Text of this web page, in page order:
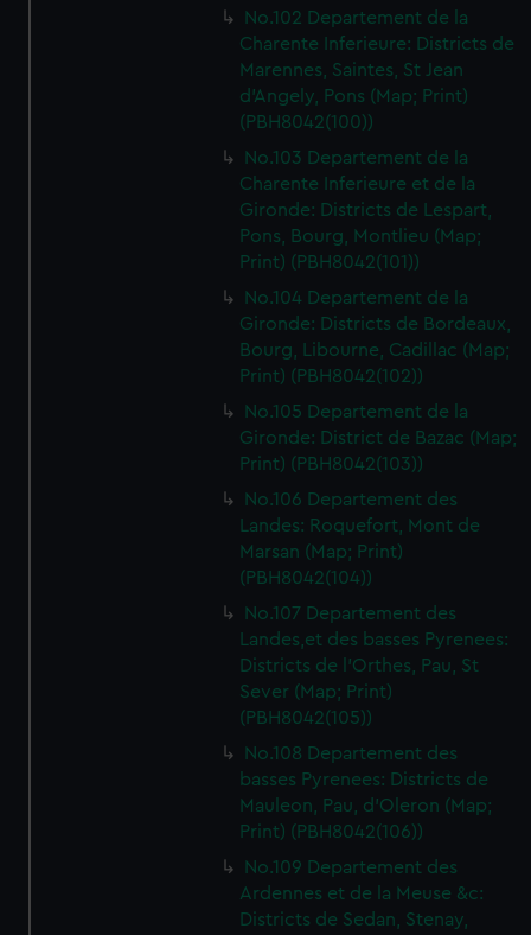
No.102 Departement de la
Charente Inferieure: Districts de
Marennes, Saintes, St Jean
d'Angely, Pons (Map; Print)
(PBH8042(100))
No.103 Departement de la
Charente Inferieure et de la
Gironde: Districts de Lespart,
Pons, Bourg, Montlieu (Map;
Print) (PBH8042(101))
No.104 Departement de la
Gironde: Districts de Bordeaux,
Bourg, Libourne, Cadillac (Map;
Print) (PBH8042(102))
No.105 Departement de la
Gironde: District de Bazac (Map;
Print) (PBH8042(103))
No.106 Departement des
Landes: Roquefort, Mont de
Marsan (Map; Print)
(PBH8042(104))
No.107 Departement des
Landes,et des basses Pyrenees:
Districts de l'Orthes, Pau, St
Sever (Map; Print)
(PBH8042(105))
No.108 Departement des
basses Pyrenees: Districts de
Mauleon, Pau, d'Oleron (Map;
Print) (PBH8042(106))
No.109 Departement des
Ardennes et de la Meuse &c:
Districts de Sedan, Stenay,